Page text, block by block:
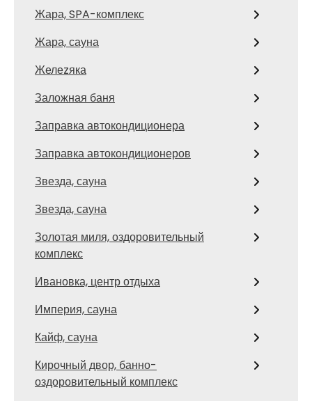
Жара, SPA-комплекс
Жара, сауна
Желеzяка
Заложная баня
Заправка автокондиционера
Заправка автокондиционеров
Звезда, сауна
Звезда, сауна
Золотая миля, оздоровительный
комплекс
Ивановка, центр отдыха
Империя, сауна
Кайф, сауна
Кирочный двор, банно-
оздоровительный комплекс